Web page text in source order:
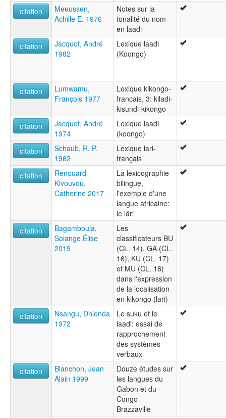
citation
Meeussen,
Achille E. 1976
Notes sur la
tonalité du nom
en laadi
citation
Jacquot, André
1982
Lexique laadi
(Koongo)
citation
Lumwamu,
François 1977
Lexique kikongo-
francais, 3: kiladi-
kisundi-kikongo
citation
Jacquot, André
1974
Lexique laadi
(koongo)
citation
Schaub, R. P.
1962
Lexique lari-
français
citation
Renouard-
Kivouvou,
Catherine 2017
La lexicographie
bilingue,
l'exemple d'une
langue africaine:
le lâri
citation
Bagamboula,
Solange Élise
2019
Les
classificateurs BU
(CL. 14), GA (CL.
16), KU (CL. 17)
et MU (CL. 18)
dans l'expression
de la localisation
en kikongo (lari)
citation
Nsangu, Dhienda
1972
Le suku et le
laadi: essai de
rapprochement
des systèmes
verbaux
citation
Blanchon, Jean
Alain 1999
Douze études sur
les langues du
Gabon et du
Congo-
Brazzaville